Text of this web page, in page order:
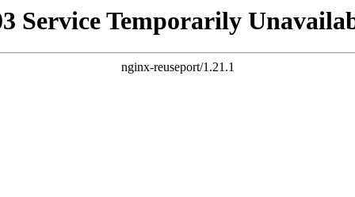
Service Temporarily
nginx-reuseport/1.21.1